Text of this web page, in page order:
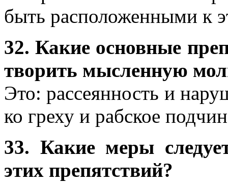
быть расположенными к
32. Какие основные
творить мысленную
Это: рассеянность и
ко греху и рабское
33. Какие меры
этих препятствий?